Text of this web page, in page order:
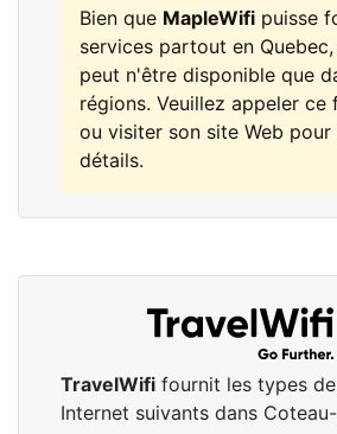
Bien que MapleWifi puisse
services partout en Quebec,
peut n'être disponible que
régions. Veuillez appeler ce
ou visiter son site Web pour
détails.
TravelWifi fournit les types
Internet suivants dans